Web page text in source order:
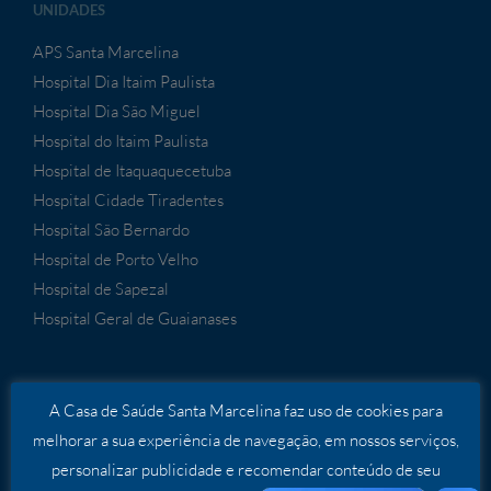
UNIDADES
APS Santa Marcelina
Hospital Dia Itaim Paulista
Hospital Dia São Miguel
Hospital do Itaim Paulista
Hospital de Itaquaquecetuba
Hospital Cidade Tiradentes
Hospital São Bernardo
Hospital de Porto Velho
Hospital de Sapezal
Hospital Geral de Guaianases
Serviços Especializados
A Casa de Saúde Santa Marcelina faz uso de cookies para
melhorar a sua experiência de navegação, em nossos serviços,
personalizar publicidade e recomendar conteúdo de seu